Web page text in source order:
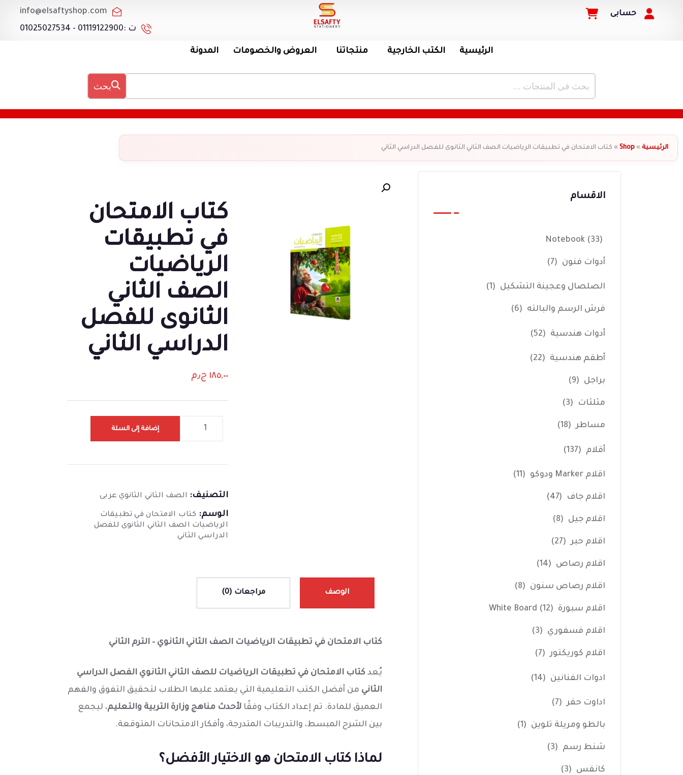
حسابى
info@elsaftyshop.com
ت :01119122900 - 01025027534
الرئيسية الكتب الخارجية منتجاتنا العروض والخصومات المدونة
بحث
الرئيسية »
Shop
» كتاب الامتحان في تطبيقات الرياضيات الصف الثاني الثانوى للفصل الدراسي الثاني
كتاب الامتحان
في تطبيقات
الرياضيات
الصف الثاني
الثانوى للفصل
الدراسي الثاني
١٨٥,٠٠ ج٫م
إضافة إلى السلة
التصنيف: الصف الثاني الثانوي عربى
الوسم: كتاب الامتحان في تطبيقات
الرياضيات الصف الثاني الثانوى للفصل
الدراسي الثاني
الوصف مراجعات (0)
كتاب الامتحان في تطبيقات الرياضيات الصف الثاني الثانوي – الترم الثاني
يُعد كتاب الامتحان في تطبيقات الرياضيات للصف الثاني الثانوي الفصل الدراسي
الثاني من أفضل الكتب التعليمية التي يعتمد عليها الطلاب لتحقيق التفوق والفهم
العميق للمادة. تم إعداد الكتاب وفقًا لأحدث مناهج وزارة التربية والتعليم، ليجمع
بين الشرح المبسط، والتدريبات المتدرجة، وأفكار الامتحانات المتوقعة.
لماذا كتاب الامتحان هو الاختيار الأفضل؟
الاقسام
Notebook (33)
أدوات فنون (7)
الصلصال وعجينة التشكيل (1)
فرش الرسم والبالته (6)
أدوات هندسية (52)
أطقم هندسية (22)
براجل (9)
مثلثات (3)
مساطر (18)
أقلام (137)
اقلام Marker ودوكو (11)
اقلام جاف (47)
اقلام جيل (8)
اقلام حبر (27)
اقلام رصاص (14)
اقلام رصاص سنون (8)
اقلام سبورة White Board (12)
اقلام فسفوري (3)
اقلام كوريكتور (7)
ادوات الفنانين (14)
اداوت حفر (7)
بالطو ومريلة تلوين (1)
شنط رسم (3)
كانفس (3)